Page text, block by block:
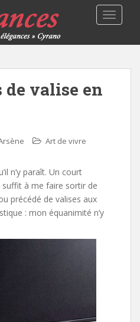
de valise en
Art de vivre
n’y paraît. Un court
à me faire sortir de
précédé de valises aux
: mon équanimité n’y